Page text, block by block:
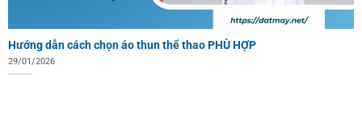
Hướng dẫn cách chọn áo thun thể thao PHÙ HỢP
29/01/2026